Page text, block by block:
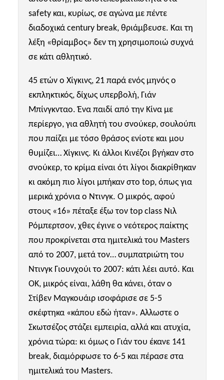
safety και, κυρίως, σε αγώνα με πέντε
διαδοχικά century break, θριάμβευσε. Και τη
λέξη «θρίαμβος» δεν τη χρησιμοποιώ συχνά
σε κάτι αθλητικό.
45 ετών ο Χίγκινς, 21 παρά ενός μηνός ο
εκπληκτικός, δίχως υπερβολή, Γιάν
Μπίνγκνταο. Ένα παιδί από την Κίνα με
περίεργο, για αθλητή του σνούκερ, σουλούπι
που παίζει με τόσο θράσος ενίοτε και μου
θυμίζει… Χίγκινς. Κι άλλοι Κινέζοι βγήκαν στο
σνούκερ, το κρίμα είναι ότι λίγοι διακρίθηκαν
κι ακόμη πιο λίγοι μπήκαν στο top, όπως για
μερικά χρόνια ο Ντινγκ. Ο μικρός, αφού
στους «16» πέταξε έξω τον top classΝιλ
Ρόμπερτσον, χθες έγινε ο νεότερος παίκτης
που προκρίνεται στα ημιτελικά του Masters
από το 2007, μετά τον… συμπατριώτη του
Ντινγκ Γιουνχούι το 2007: κάτι λέει αυτό. Και
ΟΚ, μικρός είναι, λάθη θα κάνει, όταν ο
Στίβεν Μαγκουάιρ ισοφάρισε σε 5-5
σκέφτηκα «κάπου εδώ ήταν». Αλλωστε ο
Σκωτσέζος στάζει εμπειρία, αλλά και ατυχία,
χρόνια τώρα: κι όμως ο Γιάν του έκανε 141
break, διαμόρφωσε το 6-5 και πέρασε στα
ημιτελικά του Masters.